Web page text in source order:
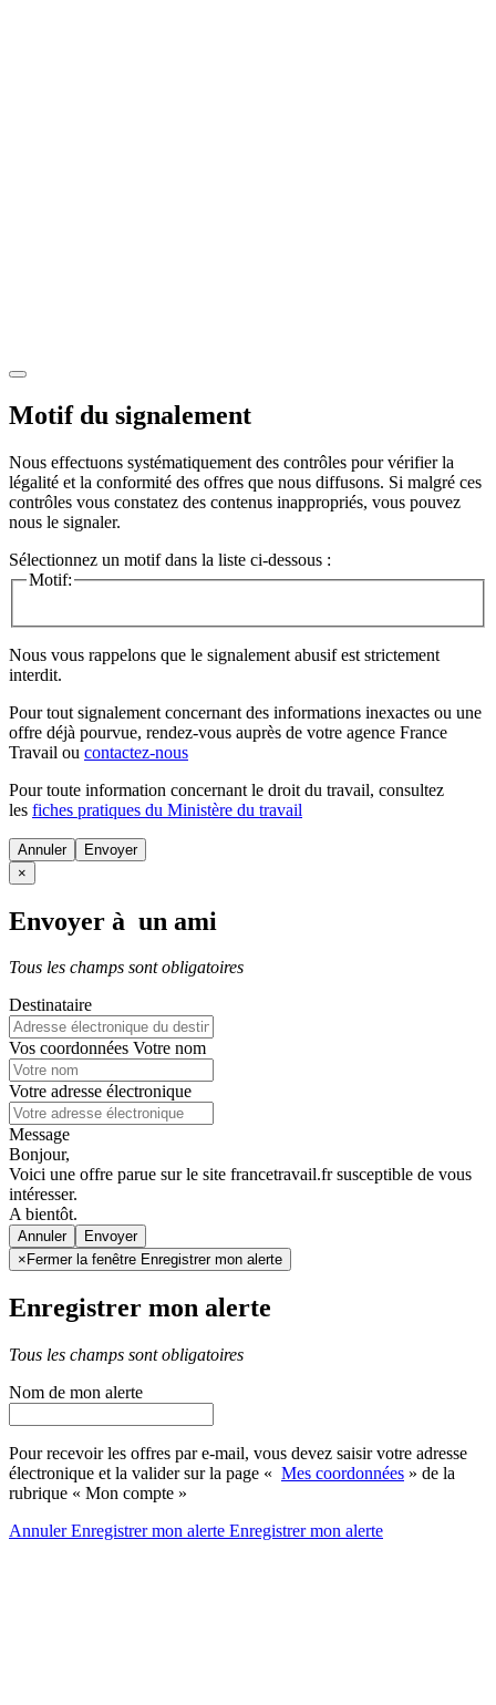
Motif du signalement
Nous effectuons systématiquement des contrôles pour vérifier la
légalité et la conformité des offres que nous diffusons. Si malgré ces
contrôles vous constatez des contenus inappropriés, vous pouvez
nous le signaler.
Sélectionnez un motif dans la liste ci-dessous :
Motif:
Nous vous rappelons que le signalement abusif est strictement
interdit.
Pour tout signalement concernant des informations inexactes ou une
offre déjà pourvue, rendez-vous auprès de votre agence France
Travail ou contactez-nous
Pour toute information concernant le droit du travail, consultez
les fiches pratiques du Ministère du travail
Annuler
×
Envoyer à un ami
Tous les champs sont obligatoires
Destinataire
Vos coordonnées Votre nom
Votre adresse électronique
Message
Bonjour,
Voici une offre parue sur le site francetravail.fr susceptible de vous
intéresser.
A bientôt.
Annuler
× Fermer la fenêtre Enregistrer mon alerte
Enregistrer mon alerte
Tous les champs sont obligatoires
Nom de mon alerte
Pour recevoir les offres par e-mail, vous devez saisir votre adresse
électronique et la valider sur la page « Mes coordonnées » de la
rubrique « Mon compte »
AnnulerEnregistrer mon alerte Enregistrermon alerte